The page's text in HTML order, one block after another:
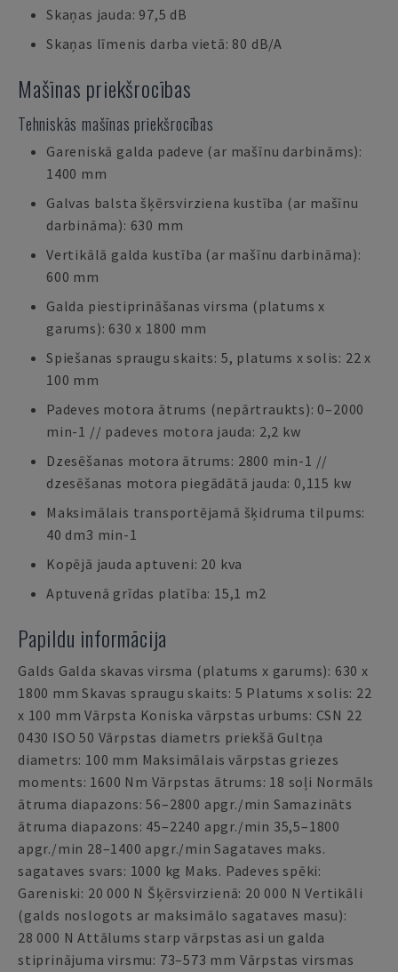
Skaņas jauda: 97,5 dB
Skaņas līmenis darba vietā: 80 dB/A
Mašīnas priekšrocības
Tehniskās mašīnas priekšrocības
Gareniskā galda padeve (ar mašīnu darbināms):
1400 mm
Galvas balsta šķērsvirziena kustība (ar mašīnu
darbināma): 630 mm
Vertikālā galda kustība (ar mašīnu darbināma):
600 mm
Galda piestiprināšanas virsma (platums x
garums): 630 x 1800 mm
Spiešanas spraugu skaits: 5, platums x solis: 22 x
100 mm
Padeves motora ātrums (nepārtraukts): 0–2000
min-1 // padeves motora jauda: 2,2 kw
Dzesēšanas motora ātrums: 2800 min-1 //
dzesēšanas motora piegādātā jauda: 0,115 kw
Maksimālais transportējamā šķidruma tilpums:
40 dm3 min-1
Kopējā jauda aptuveni: 20 kva
Aptuvenā grīdas platība: 15,1 m2
Papildu informācija
Galds Galda skavas virsma (platums x garums): 630 x
1800 mm Skavas spraugu skaits: 5 Platums x solis: 22
x 100 mm Vārpsta Koniska vārpstas urbums: CSN 22
0430 ISO 50 Vārpstas diametrs priekšā Gultņa
diametrs: 100 mm Maksimālais vārpstas griezes
moments: 1600 Nm Vārpstas ātrums: 18 soļi Normāls
ātruma diapazons: 56–2800 apgr./min Samazināts
ātruma diapazons: 45–2240 apgr./min 35,5–1800
apgr./min 28–1400 apgr./min Sagataves maks.
sagataves svars: 1000 kg Maks. Padeves spēki:
Gareniski: 20 000 N Šķērsvirzienā: 20 000 N Vertikāli
(galds noslogots ar maksimālo sagataves masu):
28 000 N Attālums starp vārpstas asi un galda
stiprinājuma virsmu: 73–573 mm Vārpstas virsmas